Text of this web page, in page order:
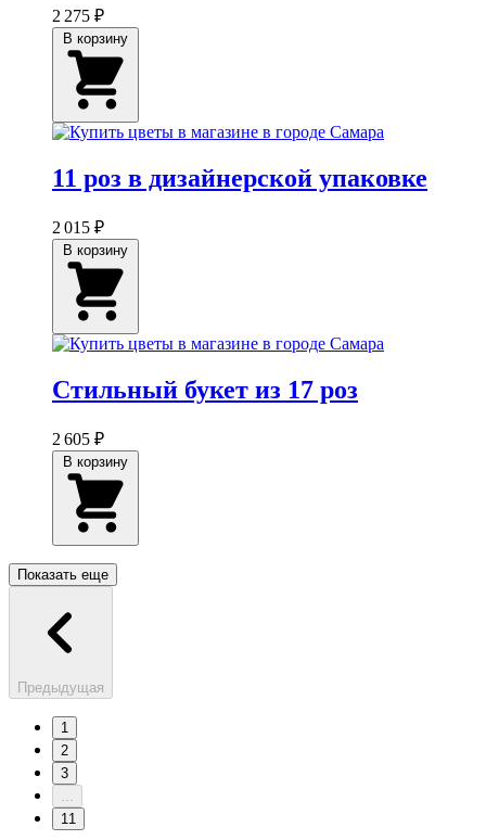
2 275 ₽
11 роз в дизайнерской упаковке
2 015 ₽
Стильный букет из 17 роз
2 605 ₽
Показать еще
Предыдущая
1
2
3
...
11